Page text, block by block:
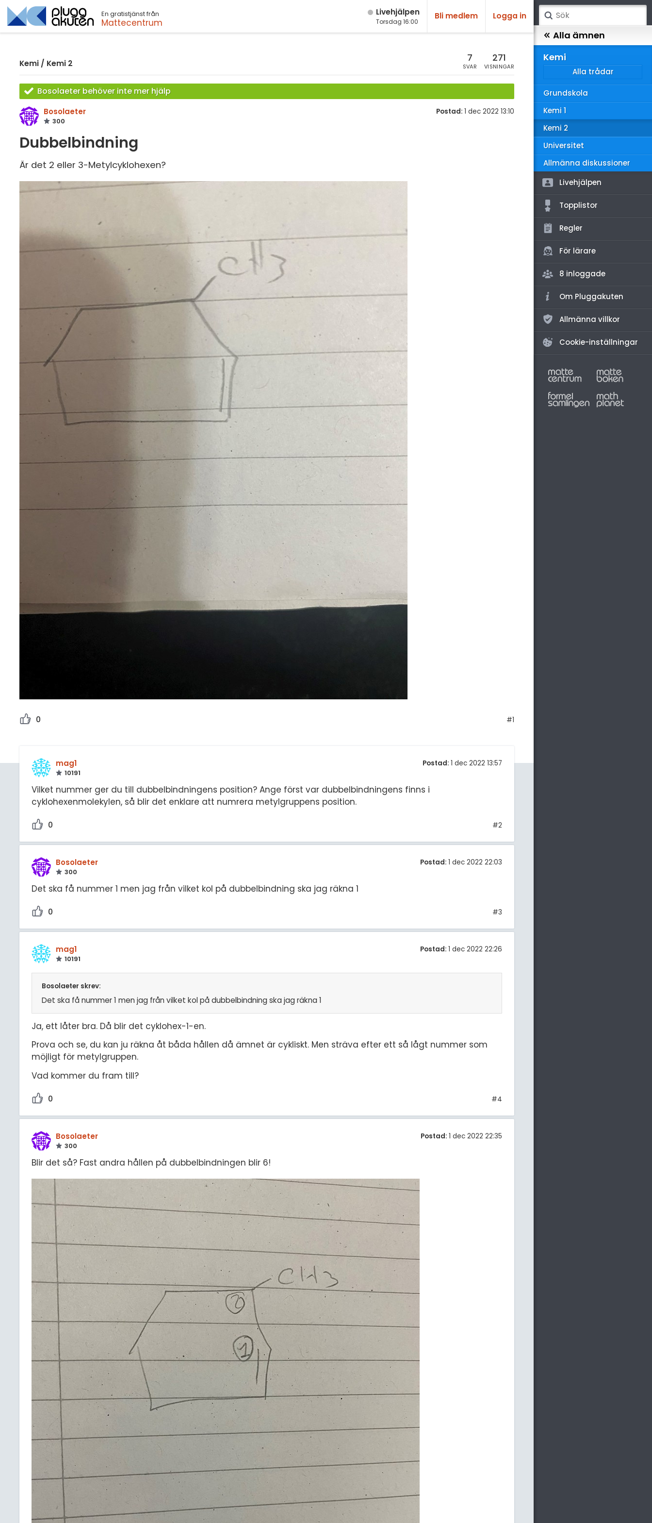
En gratistjänst från
Mattecentrum
Live­hjälpen
Torsdag 16:00
Bli medlem Logga in
Kemi / Kemi 2 7
SVAR
271
VISNINGAR
Bosolaeter behöver inte mer hjälp
Bosolaeter
300
Postad: 1 dec 2022 13:10
Dubbelbindning
Är det 2 eller 3-Metylcyklohexen?
0 #1
mag1
10191
Postad: 1 dec 2022 13:57
Vilket nummer ger du till dubbelbindningens position? Ange först var dubbelbindningens finns i
cyklohexenmolekylen, så blir det enklare att numrera metylgruppens position.
0 #2
Bosolaeter
300
Postad: 1 dec 2022 22:03
Det ska få nummer 1 men jag från vilket kol på dubbelbindning ska jag räkna 1
0 #3
mag1
10191
Postad: 1 dec 2022 22:26
Bosolaeter skrev:
Det ska få nummer 1 men jag från vilket kol på dubbelbindning ska jag räkna 1
Ja, ett låter bra. Då blir det cyklohex-1-en.
Prova och se, du kan ju räkna åt båda hållen då ämnet är cykliskt. Men sträva efter ett så lågt nummer som
möjligt för metylgruppen.
Vad kommer du fram till?
0 #4
Bosolaeter
300
Postad: 1 dec 2022 22:35
Blir det så? Fast andra hållen på dubbelbindningen blir 6!
Sök
Matematik
Kemi
Alla ämnen
Kemi
Alla trådar
Grundskola
Kemi 1
Kemi 2
Universitet
Allmänna diskussioner
Livehjälpen
Topplistor
Regler
För lärare
8 inloggade
Om Pluggakuten
Allmänna villkor
Cookie-inställningar
Biologi
Teknik & Bygg